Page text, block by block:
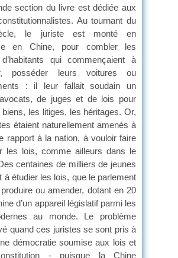
section du livre est dédiée aux
Au tournant du
le juriste est monté en
en Chine, pour combler les
qui commençaient à
posséder leurs voitures ou
: il leur fallait soudain un
de juges et de lois pour
les litiges, les héritages. Or,
étaient naturellement amenés à
rapport à la nation, à vouloir faire
les lois, comme ailleurs dans le
centaines de milliers de jeunes
à étudier les lois, que le parlement
ou amender, dotant en 20
d’un appareil législatif parmi les
au monde. Le problème
quand ces juristes se sont pris à
démocratie soumise aux lois et
- puisque la Chine